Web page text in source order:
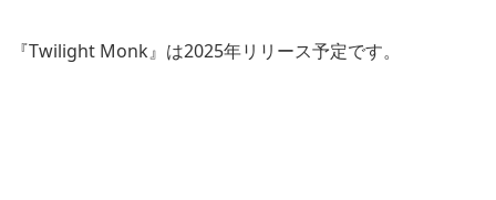
『Twilight Monk』は2025年リリース予定です。